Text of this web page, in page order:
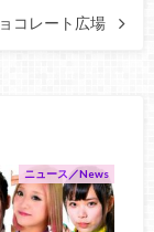
コレート広場
ニュース／News